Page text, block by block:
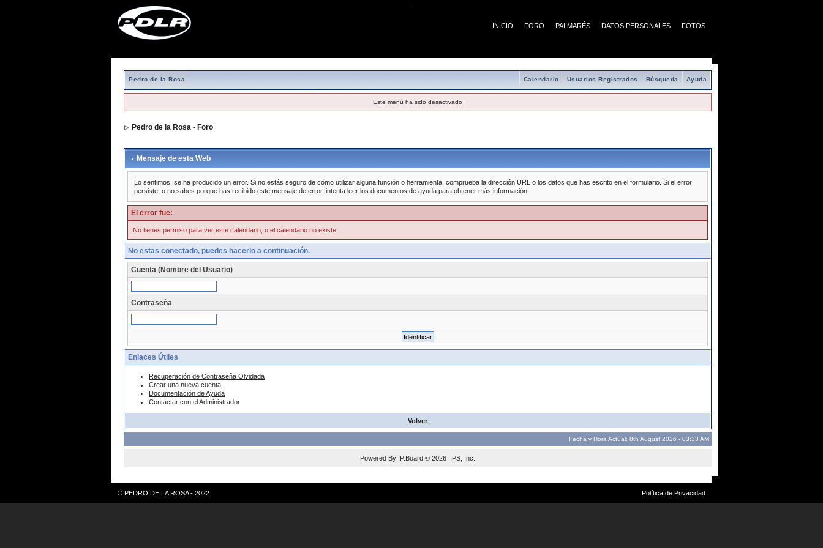
INICIO FORO PALMARÉS DATOS PERSONALES FOTOS
Pedro de la Rosa Ayuda
Búsqueda
Usuarios Registrados
Calendario
Este menú ha sido desactivado
Pedro de la Rosa - Foro
Mensaje de esta Web
Lo sentimos, se ha producido un error. Si no estás seguro de cómo utilizar alguna función o herramienta, comprueba la dirección URL o los datos que has escrito en el formulario. Si el error
persiste, o no sabes porque has recibido este mensaje de error, intenta leer los documentos de ayuda para obtener más información.
El error fue:
No tienes permiso para ver este calendario, o el calendario no existe
No estas conectado, puedes hacerlo a continuación.
Cuenta (Nombre del Usuario)
Contraseña
Enlaces Útiles
Recuperación de Contraseña Olvidada
Crear una nueva cuenta
Documentación de Ayuda
Contactar con el Administrador
Volver
Fecha y Hora Actual: 8th August 2026 - 03:33 AM
Powered By IP.Board © 2026 IPS, Inc
© PEDRO DE LA ROSA - 2022 Política de Privacidad